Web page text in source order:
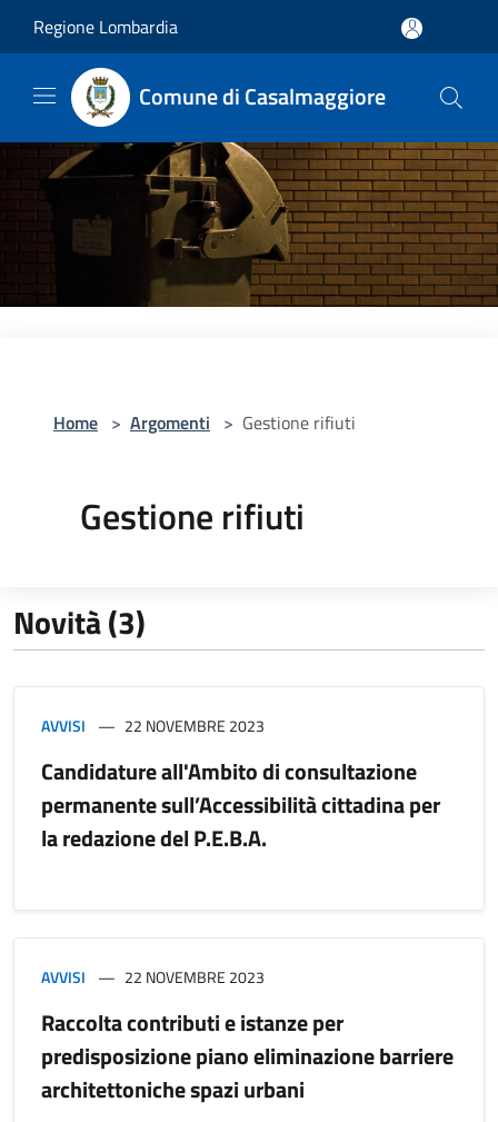
Regione Lombardia
Comune di Casalmaggiore
Home > Argomenti > Gestione rifiuti
Gestione rifiuti
Novità (3)
AVVISI 22 NOVEMBRE 2023
Candidature all'Ambito di consultazione
permanente sull’Accessibilità cittadina per
la redazione del P.E.B.A.
AVVISI 22 NOVEMBRE 2023
Raccolta contributi e istanze per
predisposizione piano eliminazione barriere
architettoniche spazi urbani